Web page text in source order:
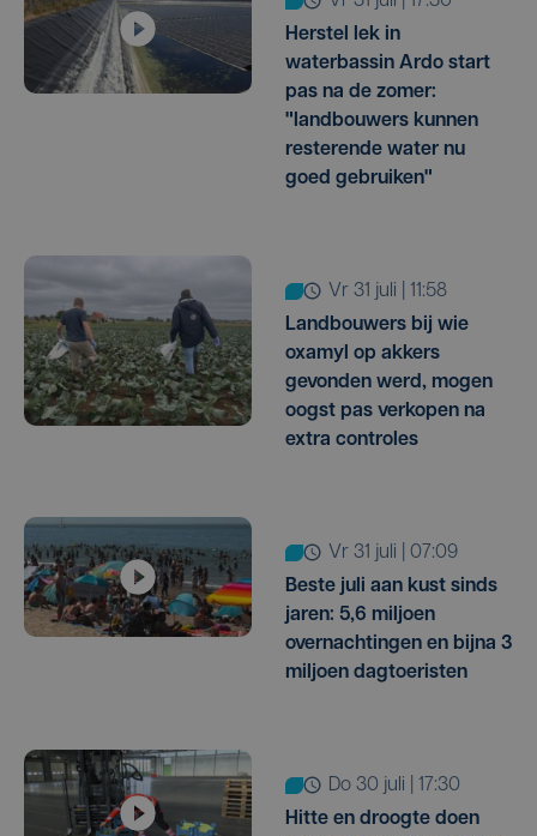
Herstel lek in
waterbassin Ardo start
pas na de zomer:
"landbouwers kunnen
resterende water nu
goed gebruiken"
vr 31 juli | 11:58
Landbouwers bij wie
oxamyl op akkers
gevonden werd, mogen
oogst pas verkopen na
extra controles
vr 31 juli | 07:09
Beste juli aan kust sinds
jaren: 5,6 miljoen
overnachtingen en bijna 3
miljoen dagtoeristen
do 30 juli | 17:30
Hitte en droogte doen